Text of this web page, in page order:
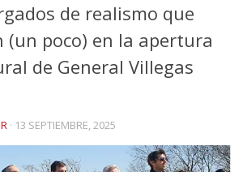
de realismo que
(un poco) en la apertura
de General Villegas
· 13 SEPTIEMBRE, 2025